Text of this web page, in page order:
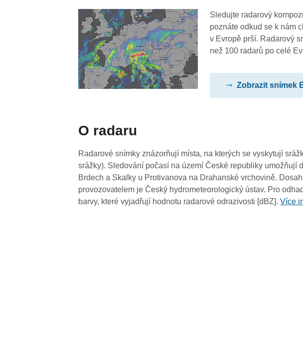
Sledujte radarový
poznáte odkud se k nám
v Evropě prší. Radarový
než 100 radarů po celé
Zobrazit snímek
O radaru
Radarové snímky znázorňují místa, na kterých se vyskytují
srážky). Sledování počasí na území České republiky umožňují
Brdech a Skalky u Protivanova na Drahanské vrchovině.
provozovatelem je Český hydrometeorologický ústav. Pro
barvy, které vyjadřují hodnotu radarové odrazivosti [dBZ].Více